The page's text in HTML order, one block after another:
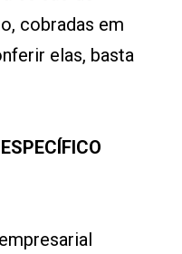
cobradas em
elas, basta